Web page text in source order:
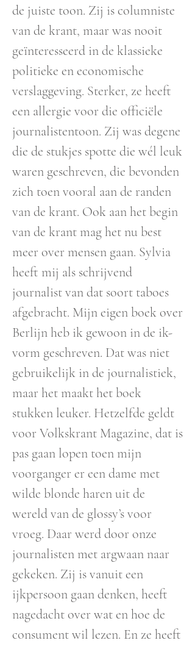
de juiste toon. Zij is columniste
van de krant, maar was nooit
geïnteresseerd in de klassieke
politieke en economische
verslaggeving. Sterker, ze heeft
een allergie voor die officiële
journalistentoon. Zij was degene
die de stukjes spotte die wél leuk
waren geschreven, die bevonden
zich toen vooral aan de randen
van de krant. Ook aan het begin
van de krant mag het nu best
meer over mensen gaan. Sylvia
heeft mij als schrijvend
journalist van dat soort taboes
afgebracht. Mijn eigen boek over
Berlijn heb ik gewoon in de ik-
vorm geschreven. Dat was niet
gebruikelijk in de journalistiek,
maar het maakt het boek
stukken leuker. Hetzelfde geldt
voor Volkskrant Magazine, dat is
pas gaan lopen toen mijn
voorganger er een dame met
wilde blonde haren uit de
wereld van de glossy’s voor
vroeg. Daar werd door onze
journalisten met argwaan naar
gekeken. Zij is vanuit een
ijkpersoon gaan denken, heeft
nagedacht over wat en hoe de
consument wil lezen. En ze heeft